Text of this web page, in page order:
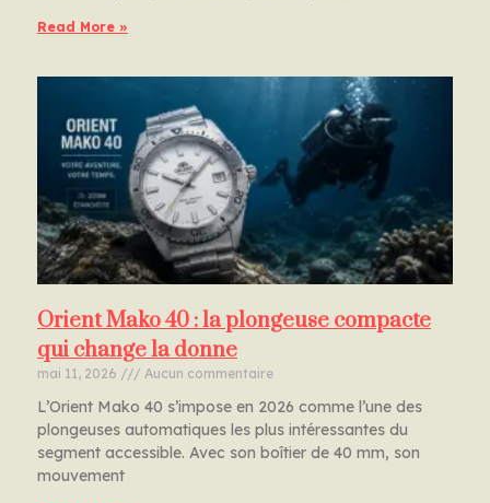
Read More »
Orient Mako 40 : la plongeuse compacte
qui change la donne
mai 11, 2026 Aucun commentaire
L’Orient Mako 40 s’impose en 2026 comme l’une des
plongeuses automatiques les plus intéressantes du
segment accessible. Avec son boîtier de 40 mm, son
mouvement